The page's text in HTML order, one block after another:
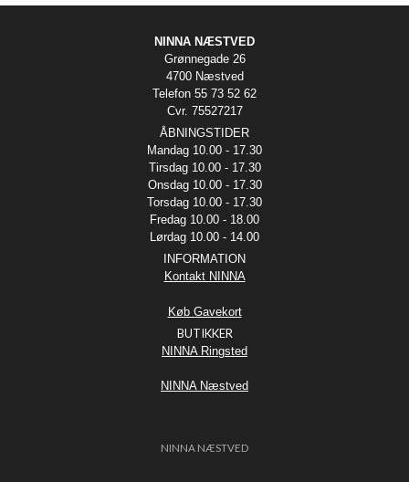
NINNA NÆSTVED
Grønnegade 26
4700 Næstved
Telefon 55 73 52 62
Cvr. 75527217
ÅBNINGSTIDER
Mandag 10.00 - 17.30
Tirsdag 10.00 - 17.30
Onsdag 10.00 - 17.30
Torsdag 10.00 - 17.30
Fredag 10.00 - 18.00
Lørdag 10.00 - 14.00
INFORMATION
Kontakt NINNA
Køb Gavekort
BUTIKKER
NINNA Ringsted
NINNA Næstved
NINNA NÆSTVED